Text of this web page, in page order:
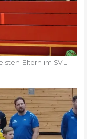
Eltern im SVL-